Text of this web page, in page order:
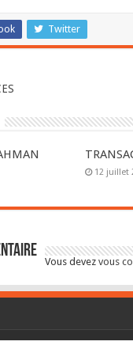
Twitter
12 juillet
Vous devez vous